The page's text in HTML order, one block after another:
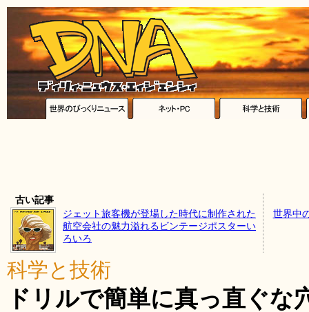
古い記事
ジェット旅客機が登場した時代に制作された
航空会社の魅力溢れるビンテージポスターい
ろいろ
世界中
科学と技術
ドリルで簡単に真っ直ぐな